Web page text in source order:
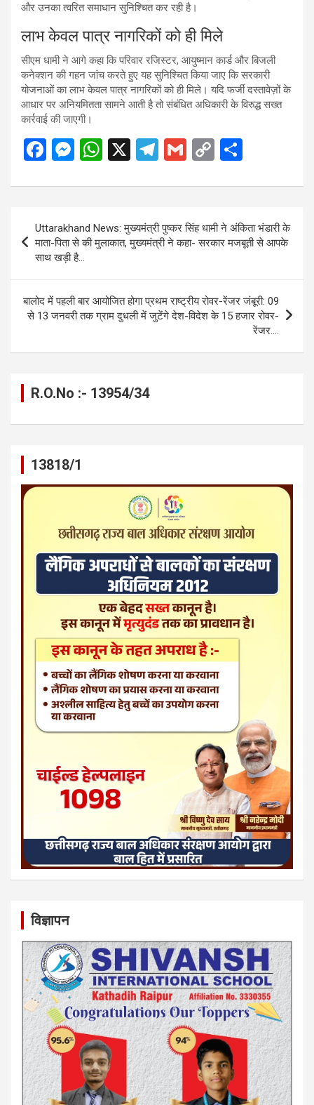
और उनका त्वरित समाधान सुनिश्चित कर रही है।
लाभ केवल पात्र नागरिकों को ही मिले
सीएम धामी ने आगे कहा कि परिवार रजिस्टर, आयुष्मान कार्ड और बिजली
कनेक्शन की गहन जांच करते हुए यह सुनिश्चित किया जाए कि सरकारी
योजनाओं का लाभ केवल पात्र नागरिकों को ही मिले। यदि फर्जी दस्तावेज़ों के
आधार पर अनियमितता सामने आती है तो संबंधित अधिकारी के विरुद्ध सख्त
कार्रवाई की जाएगी।
F
ce
o
o
k
M
se
g
er
W
at
A
p
X
T
e
a
G
ail
C
py
Li
n
ar
e
navigation
Uttarakhand News: मुख्यमंत्री पुष्कर सिंह धामी ने अंकिता भंडारी के
माता-पिता से की मुलाकात, मुख्यमंत्री ने कहा- सरकार मजबूती से आपके
साथ खड़ी है…
बालोद में पहली बार आयोजित होगा प्रथम राष्ट्रीय रोवर-रेंजर जंबूरी: 09
से 13 जनवरी तक ग्राम दुधली में जुटेंगे देश-विदेश के 15 हजार रोवर-
रेंजर….
R.O.No :- 13954/34
13818/1
विज्ञापन